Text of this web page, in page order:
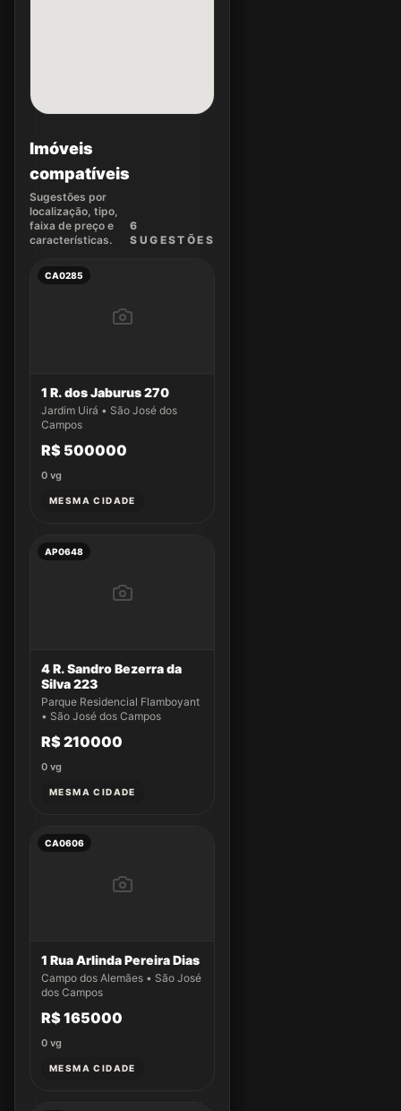
Imóveis
compatíveis
Sugestões por
localização, tipo,
faixa de preço e
características.
6
SUGEST ÕES
CA0285
1 R. dos Jaburus 270
Jardim Uirá • São José dos
Campos
R$ 500000
0 vg
MESMA CIDADE
AP0648
4 R. Sandro Bezerra da
Silva 223
Parque Residencial Flamboyant
• São José dos Campos
R$ 210000
0 vg
MESMA CIDADE
CA0606
1 Rua Arlinda Pereira Dias
Campo dos Alemães • São José
dos Campos
R$ 165000
0 vg
MESMA CIDADE